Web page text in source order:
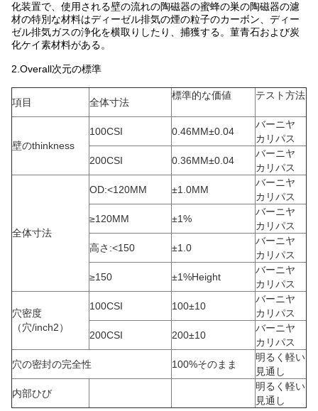
化装置で、使用される壁の流れの陶磁器の蜜蜂の巣の陶磁器の濾
材の特別な材料はディーゼル排気の煙の粒子のカーボン、ディー
ゼル排気ガスの浄化を横取りしたり、捕獲する。菫青石および炭
化ケイ素材料がある。
2.Overall次元の標準
項目 全体寸法
標準的な価値 テスト方法
壁のthinkness
100CSI 0.46MM±0.04
バーニヤ
カリパス
200CSI
0.36MM±0.04
バーニヤ
カリパス
全体寸法
OD:<120MM ±1.0MM
バーニヤ
カリパス
≥120MM
±1%
バーニヤ
カリパス
高さ:<150
±1.0
バーニヤ
カリパス
≥150
±1%Height
バーニヤ
カリパス
穴密度
（穴/inch2）
100CSI 100±10
バーニヤ
カリパス
200CSI
200±10
バーニヤ
カリパス
穴の密封の完全性
100%そのまま
明るく軽い
見通し
内部ひび
明るく軽い
見通し